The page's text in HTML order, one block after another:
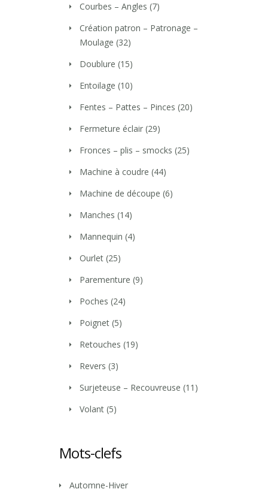
Courbes – Angles (7)
Création patron – Patronage –
Moulage (32)
Doublure (15)
Entoilage (10)
Fentes – Pattes – Pinces (20)
Fermeture éclair (29)
Fronces – plis – smocks (25)
Machine à coudre (44)
Machine de découpe (6)
Manches (14)
Mannequin (4)
Ourlet (25)
Parementure (9)
Poches (24)
Poignet (5)
Retouches (19)
Revers (3)
Surjeteuse – Recouvreuse (11)
Volant (5)
Mots-clefs
Automne-Hiver